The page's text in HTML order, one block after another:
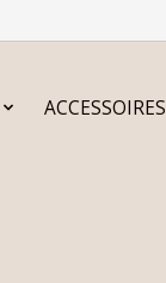
ACCESSOIRES